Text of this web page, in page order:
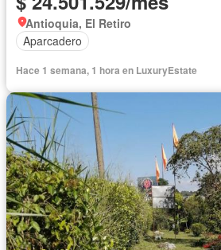
Antioquia, El Retiro
Aparcadero
Hace 1 semana, 1 hora en LuxuryEstate